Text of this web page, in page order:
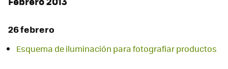
26 febrero
Esquema de iluminación para fotografiar productos